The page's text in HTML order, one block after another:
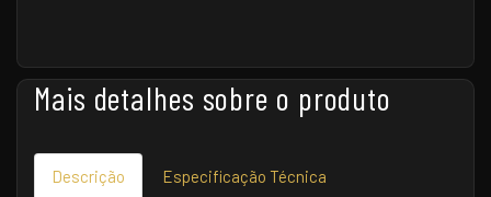
Mais detalhes sobre o produto
Descrição Especificação Técnica